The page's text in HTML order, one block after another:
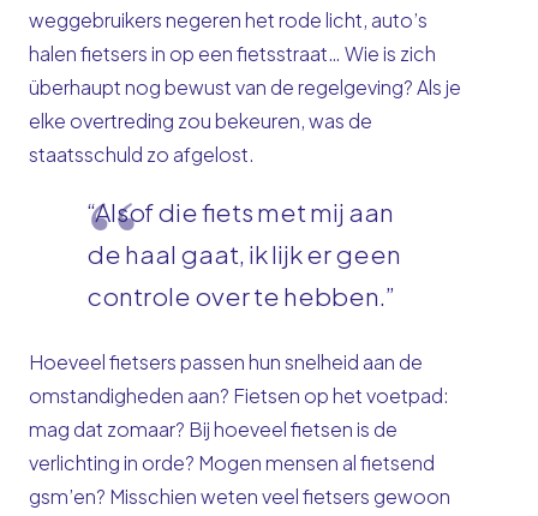
weggebruikers negeren het rode licht, auto’s
halen fietsers in op een fietsstraat… Wie is zich
überhaupt nog bewust van de regelgeving? Als je
elke overtreding zou bekeuren, was de
staatsschuld zo afgelost.
“Alsof die fiets met mij aan
de haal gaat, ik lijk er geen
controle over te hebben.”
Hoeveel fietsers passen hun snelheid aan de
omstandigheden aan? Fietsen op het voetpad:
mag dat zomaar? Bij hoeveel fietsen is de
verlichting in orde? Mogen mensen al fietsend
gsm’en? Misschien weten veel fietsers gewoon